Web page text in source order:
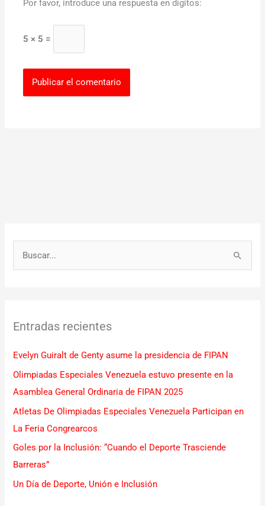
Por favor, introduce una respuesta en dígitos:
5 × 5 =
a
p
o
r
:
Entradas recientes
Evelyn Guiralt de Genty asume la presidencia de FIPAN
Olimpiadas Especiales Venezuela estuvo presente en la
Asamblea General Ordinaria de FIPAN 2025
Atletas De Olimpiadas Especiales Venezuela Participan en
La Feria Congrearcos
Goles por la Inclusión: “Cuando el Deporte Trasciende
Barreras”
Un Día de Deporte, Unión e Inclusión